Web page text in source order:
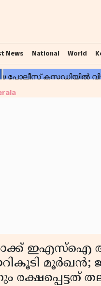
News National World
ഇഎസ്‌ഐ
മൂര്‍ഖന്‍;
രക്ഷപ്പെട്ടത്